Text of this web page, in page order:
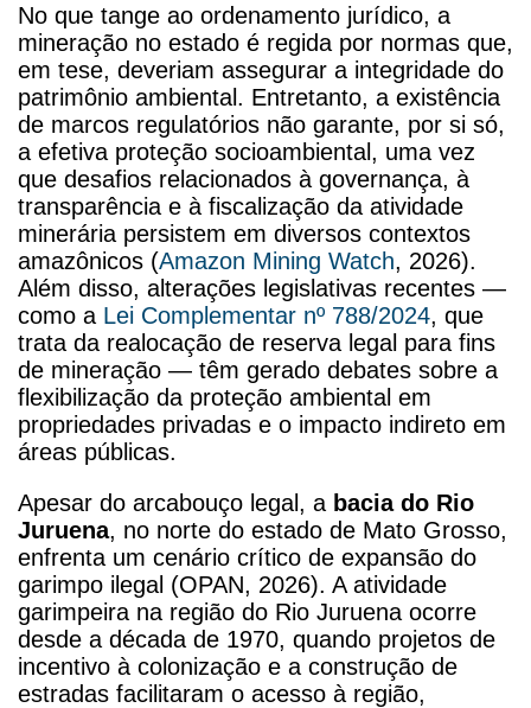
No que tange ao ordenamento jurídico, a
mineração no estado é regida por normas que,
em tese, deveriam assegurar a integridade do
patrimônio ambiental. Entretanto, a existência
de marcos regulatórios não garante, por si só,
a efetiva proteção socioambiental, uma vez
que desafios relacionados à governança, à
transparência e à fiscalização da atividade
minerária persistem em diversos contextos
amazônicos (Amazon Mining Watch, 2026).
Além disso, alterações legislativas recentes —
como a Lei Complementar nº 788/2024, que
trata da realocação de reserva legal para fins
de mineração — têm gerado debates sobre a
flexibilização da proteção ambiental em
propriedades privadas e o impacto indireto em
áreas públicas.
Apesar do arcabouço legal, a bacia do Rio
Juruena, no norte do estado de Mato Grosso,
enfrenta um cenário crítico de expansão do
garimpo ilegal (OPAN, 2026). A atividade
garimpeira na região do Rio Juruena ocorre
desde a década de 1970, quando projetos de
incentivo à colonização e a construção de
estradas facilitaram o acesso à região,